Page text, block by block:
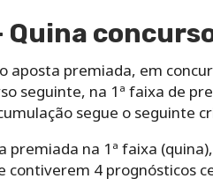
Quina
aposta premiada, em
seguinte, na 1ª faixa de
segue o seguinte
premiada na 1ª faixa
contiverem 4 prognósticos